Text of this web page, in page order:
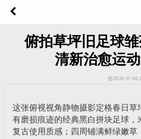
俯拍草坪旧足球
清新治愈运
2026-07-06
这张俯视视角静物摄影定格春日
有磨损痕迹的经典黑白拼块足球
复古使用质感；四周铺满鲜绿嫩草